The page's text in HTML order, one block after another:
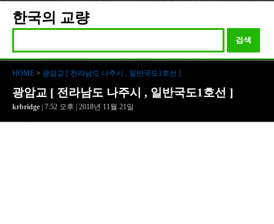
한국의 교량
검색
HOME > 광암교 [ 전라남도 나주시 , 일반국도1호선 ]
광암교 [ 전라남도 나주시 , 일반국도1호선 ]
krbridge | 7:52 오후 | 2018년 11월 21일